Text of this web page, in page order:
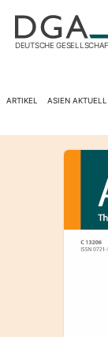
DEUTSCHE
ARTIKEL ASIEN AKTUELL